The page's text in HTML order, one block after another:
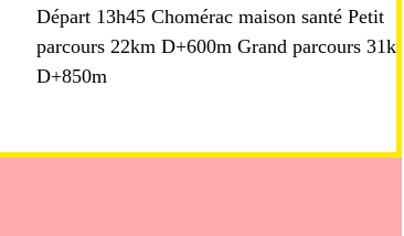
Départ 13h45 Chomérac maison santé Petit
parcours 22km D+600m Grand parcours 31km
D+850m